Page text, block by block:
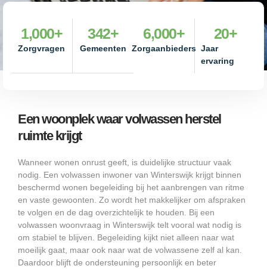
Zorgvragen
1,000+
Gemeenten
342+
Zorgaanbieders
6,000+
Jaar
ervaring
20+
Een woonplek waar volwassen herstel
ruimte krijgt
Wanneer wonen onrust geeft, is duidelijke structuur vaak
nodig. Een volwassen inwoner van Winterswijk krijgt binnen
beschermd wonen begeleiding bij het aanbrengen van ritme
en vaste gewoonten. Zo wordt het makkelijker om afspraken
te volgen en de dag overzichtelijk te houden. Bij een
volwassen woonvraag in Winterswijk telt vooral wat nodig is
om stabiel te blijven. Begeleiding kijkt niet alleen naar wat
moeilijk gaat, maar ook naar wat de volwassene zelf al kan.
Daardoor blijft de ondersteuning persoonlijk en beter